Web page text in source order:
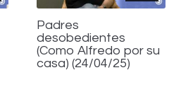
Padres
desobedientes
(Como Alfredo por su
casa) (24/04/25)